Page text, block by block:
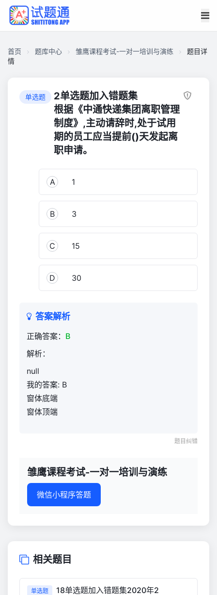
首页 题库中心 雏鹰课程考试-一对一培训与演练
题目详
情
单选题
2单选题加入错题集
根据《中通快递集团离职管理
制度》,主动请辞时,处于试用
期的员工应当提前()天发起离
职申请。
A 1
B 3
C 15
D 30
答案解析
正确答案： B
解析：
null
我的答案: B
窗体底端
窗体顶端
题目纠错
雏鹰课程考试-一对一培训与演练
微信小程序答题
相关题目
单选题
18单选题加入错题集2020年2